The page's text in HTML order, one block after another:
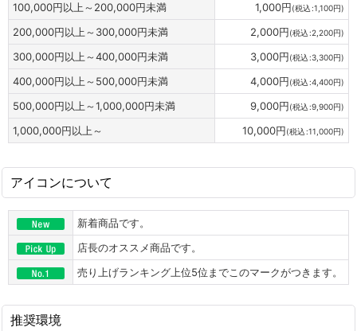
100,000円以上～200,000円未満 1,000円(税込:1,100円)
200,000円以上～300,000円未満 2,000円(税込:2,200円)
300,000円以上～400,000円未満 3,000円(税込:3,300円)
400,000円以上～500,000円未満 4,000円(税込:4,400円)
500,000円以上～1,000,000円未満 9,000円(税込:9,900円)
1,000,000円以上～ 10,000円(税込:11,000円)
アイコンについて
新着商品です。
店長のオススメ商品です。
売り上げランキング上位5位までこのマークがつきます。
推奨環境